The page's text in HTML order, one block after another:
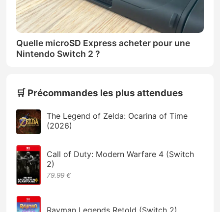
Quelle microSD Express acheter pour une
Nintendo Switch 2 ?
🛒 Précommandes les plus attendues
The Legend of Zelda: Ocarina of Time
(2026)
Call of Duty: Modern Warfare 4 (Switch
2)
79.99 €
Rayman Legends Retold (Switch 2)